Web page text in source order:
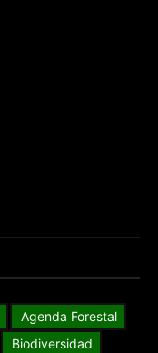
Agenda Forestal
Biodiversidad